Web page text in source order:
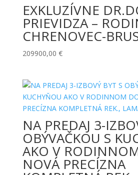
EXKLUZÍVNE
PRIEVIDZA –
CHRENOVEC-
209900,00 €
NA PREDAJ 3-
OBÝVAČKOU S
AKO V
NOVÁ PRECÍZNA